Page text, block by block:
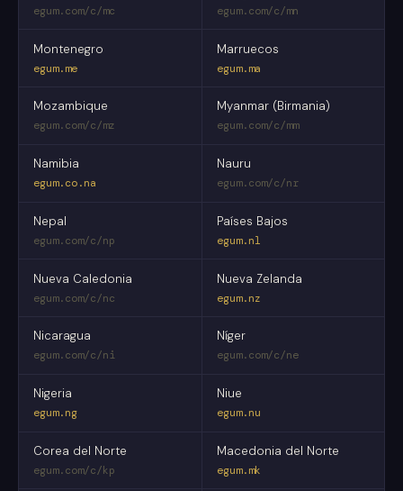
egum.com/c/mc egum.com/c/mn
Montenegro
egum.me
Marruecos
egum.ma
Mozambique
egum.com/c/mz
Myanmar (Birmania)
egum.com/c/mm
Namibia
egum.co.na
Nauru
egum.com/c/nr
Nepal
egum.com/c/np
Países Bajos
egum.nl
Nueva Caledonia
egum.com/c/nc
Nueva Zelanda
egum.nz
Nicaragua
egum.com/c/ni
Níger
egum.com/c/ne
Nigeria
egum.ng
Niue
egum.nu
Corea del Norte
egum.com/c/kp
Macedonia del Norte
egum.mk